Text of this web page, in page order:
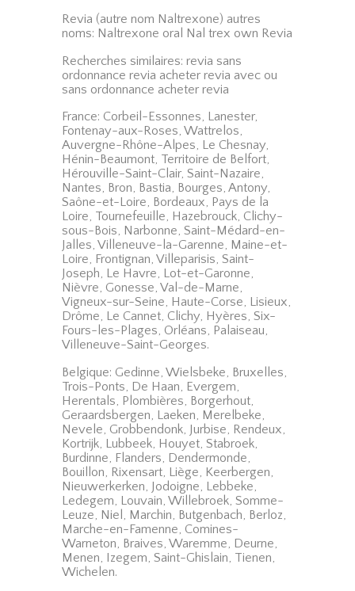
Revia (autre nom Naltrexone) autres
noms: Naltrexone oral Nal trex own Revia
Recherches similaires: revia sans
ordonnance revia acheter revia avec ou
sans ordonnance acheter revia
France: Corbeil-Essonnes, Lanester,
Fontenay-aux-Roses, Wattrelos,
Auvergne-Rhône-Alpes, Le Chesnay,
Hénin-Beaumont, Territoire de Belfort,
Hérouville-Saint-Clair, Saint-Nazaire,
Nantes, Bron, Bastia, Bourges, Antony,
Saône-et-Loire, Bordeaux, Pays de la
Loire, Tournefeuille, Hazebrouck, Clichy-
sous-Bois, Narbonne, Saint-Médard-en-
Jalles, Villeneuve-la-Garenne, Maine-et-
Loire, Frontignan, Villeparisis, Saint-
Joseph, Le Havre, Lot-et-Garonne,
Nièvre, Gonesse, Val-de-Marne,
Vigneux-sur-Seine, Haute-Corse, Lisieux,
Drôme, Le Cannet, Clichy, Hyères, Six-
Fours-les-Plages, Orléans, Palaiseau,
Villeneuve-Saint-Georges.
Belgique: Gedinne, Wielsbeke, Bruxelles,
Trois-Ponts, De Haan, Evergem,
Herentals, Plombières, Borgerhout,
Geraardsbergen, Laeken, Merelbeke,
Nevele, Grobbendonk, Jurbise, Rendeux,
Kortrijk, Lubbeek, Houyet, Stabroek,
Burdinne, Flanders, Dendermonde,
Bouillon, Rixensart, Liège, Keerbergen,
Nieuwerkerken, Jodoigne, Lebbeke,
Ledegem, Louvain, Willebroek, Somme-
Leuze, Niel, Marchin, Butgenbach, Berloz,
Marche-en-Famenne, Comines-
Warneton, Braives, Waremme, Deurne,
Menen, Izegem, Saint-Ghislain, Tienen,
Wichelen.